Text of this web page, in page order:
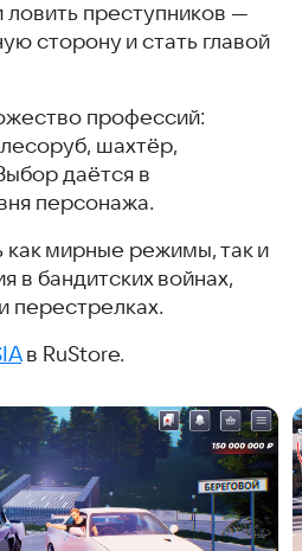
преступников —
сторону и стать главой
профессий:
шахтёр,
даётся в
персонажа.
как мирные режимы, так и
в бандитских войнах,
перестрелках.
в RuStore.